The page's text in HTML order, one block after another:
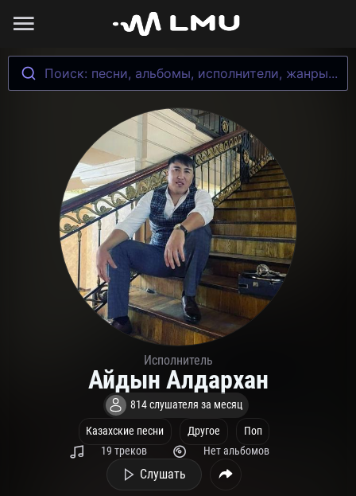
Поиск: песни, альбомы, исполнители, жанры...
Исполнитель
Айдын Алдархан
814 слушателя за месяц
Казахские песни
Другое
Поп
19 треков
Нет альбомов
Слушать